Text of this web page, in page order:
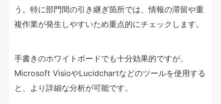
う。特に部門間の引き継ぎ箇所では、情報の滞留や重
複作業が発生しやすいため重点的にチェックします。
手書きのホワイトボードでも十分効果的ですが、
Microsoft VisioやLucidchartなどのツールを使用する
と、より詳細な分析が可能です。